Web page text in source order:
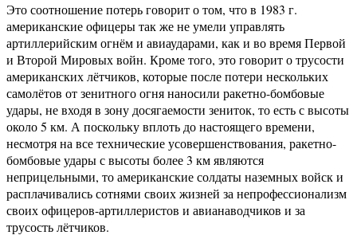
Это соотношение потерь говорит о том, что в 1983 г.
американские офицеры так же не умели управлять
артиллерийским огнём и авиаударами, как и во время Первой
и Второй Мировых войн. Кроме того, это говорит о трусости
американских лётчиков, которые после потери нескольких
самолётов от зенитного огня наносили ракетно-бомбовые
удары, не входя в зону досягаемости зениток, то есть с высоты
около 5 км. А поскольку вплоть до настоящего времени,
несмотря на все технические усовершенствования, ракетно-
бомбовые удары с высоты более 3 км являются
неприцельными, то американские солдаты наземных войск и
расплачивались сотнями своих жизней за непрофессионализм
своих офицеров-артиллеристов и авианаводчиков и за
трусость лётчиков.